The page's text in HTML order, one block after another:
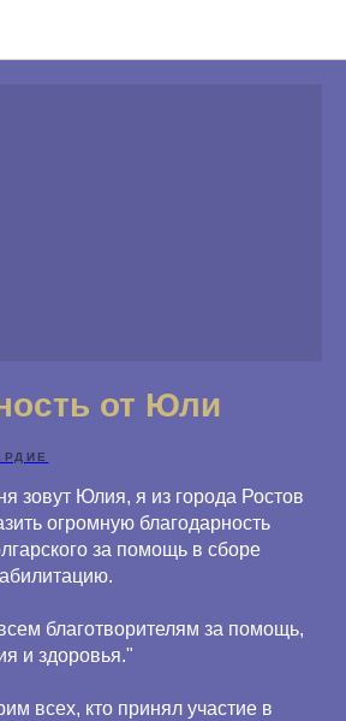
от Юли
зовут Юлия, я из города Ростов
огромную благодарность
за помощь в сборе
благотворителям за помощь,
и здоровья."
всех, кто принял участие в